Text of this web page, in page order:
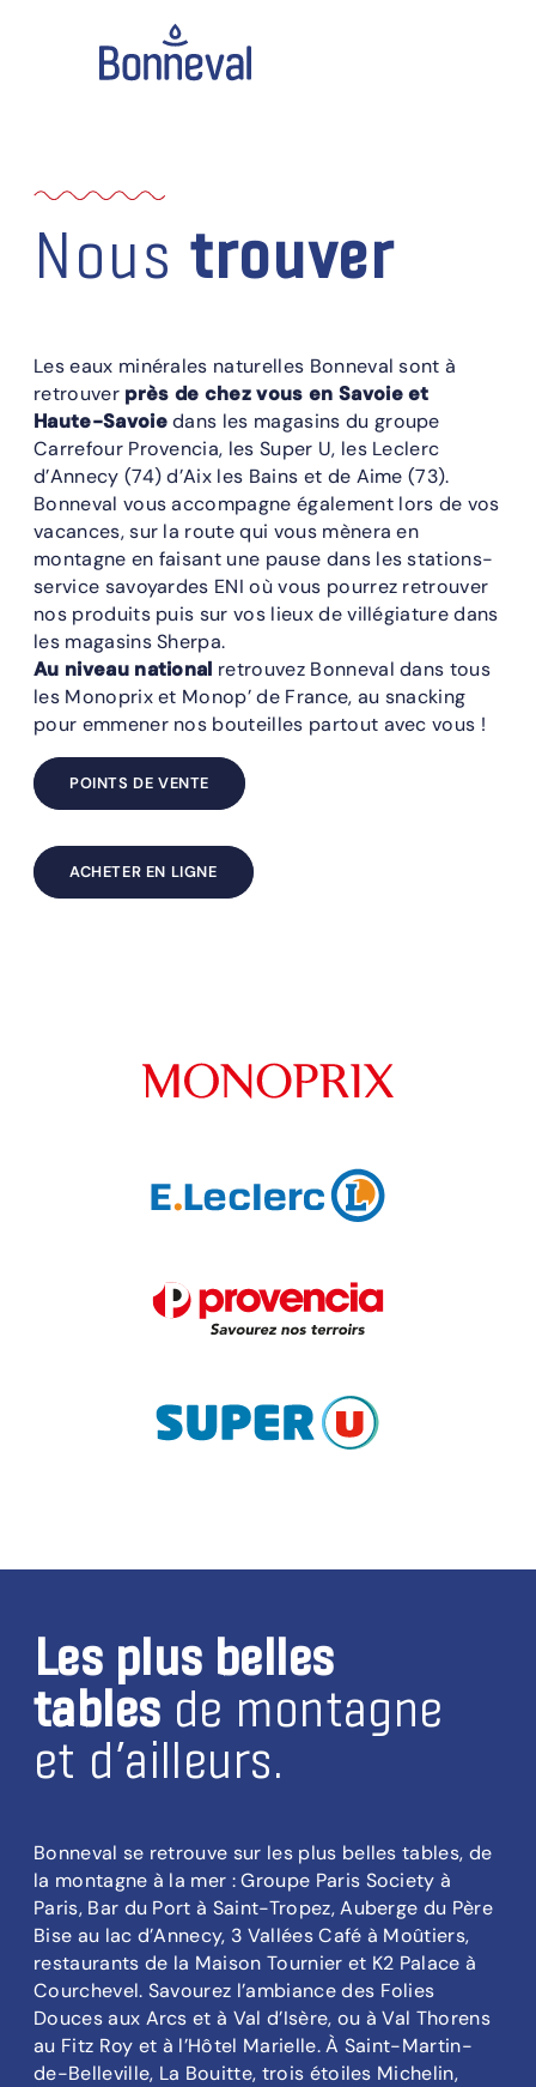
Nous trouver
Les eaux minérales naturelles Bonneval sont à
retrouver près de chez vous en Savoie et
Haute-Savoiedans les magasins du groupe
Carrefour Provencia, les Super U, les Leclerc
d’Annecy (74) d’Aix les Bains et de Aime (73).
Bonneval vous accompagne également lors de vos
vacances, sur la route qui vous mènera en
montagne en faisant une pause dans les stations-
service savoyardes ENI où vous pourrez retrouver
nos produits puis sur vos lieux de villégiature dans
les magasins Sherpa.
Au niveau national retrouvez Bonneval dans tous
les Monoprix et Monop’ de France, au snacking
pour emmener nos bouteilles partout avec vous !
POINTS DE VENTE
ACHETER EN LIGNE
Les plus belles
tables de montagne
et d’ailleurs.
Bonneval se retrouve sur les plus belles tables, de
la montagne à la mer : Groupe Paris Society à
Paris, Bar du Port à Saint-Tropez, Auberge du Père
Bise au lac d’Annecy, 3 Vallées Café à Moûtiers,
restaurants de la Maison Tournier et K2 Palace à
Courchevel. Savourez l’ambiance des Folies
Douces aux Arcs et à Val d’Isère, ou à Val Thorens
au Fitz Roy et à l’Hôtel Marielle. À Saint-Martin-
de-Belleville, La Bouitte, trois étoiles Michelin,